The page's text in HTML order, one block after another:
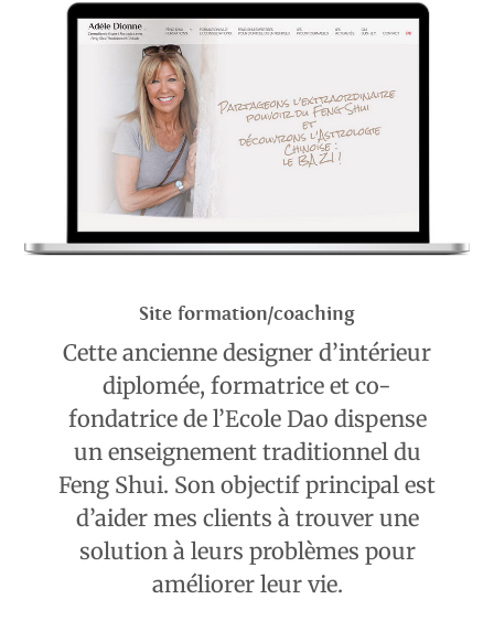
Site formation/coaching
Cette ancienne designer d’intérieur
diplomée, formatrice et co-
fondatrice de l’Ecole Dao dispense
un enseignement traditionnel du
Feng Shui. Son objectif principal est
d’aider mes clients à trouver une
solution à leurs problèmes pour
améliorer leur vie.